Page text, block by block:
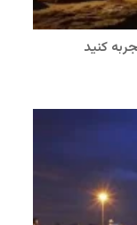
کنید